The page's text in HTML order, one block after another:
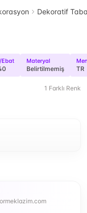
Dekoratif
Ebat Materyal
Belirtilmemiş TR
1 Farklı Renk